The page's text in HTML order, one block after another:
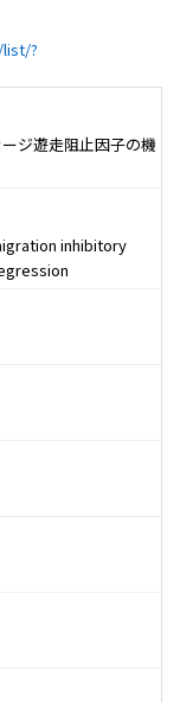
?
ジ遊走阻止因子の機
inhibitory